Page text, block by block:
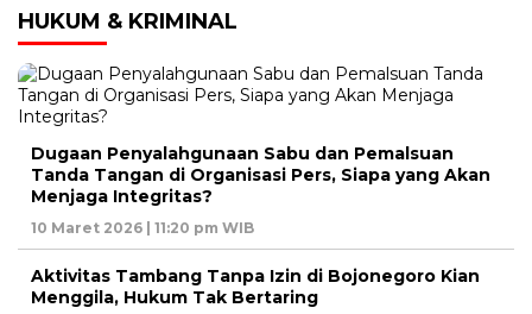
HUKUM & KRIMINAL
Dugaan Penyalahgunaan Sabu dan Pemalsuan
Tanda Tangan di Organisasi Pers, Siapa yang Akan
Menjaga Integritas?
10 Maret 2026 | 11:20 pm WIB
Aktivitas Tambang Tanpa Izin di Bojonegoro Kian
Menggila, Hukum Tak Bertaring